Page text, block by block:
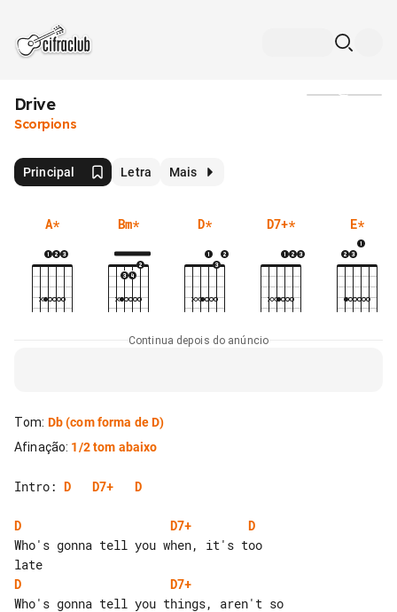
Drive
Scorpions
Principal Letra Mais
A* Bm* D* D7+* E*
Continua depois do anúncio
Tom: Db(com forma de D)
Afinação: 1/2 tom abaixo
Intro: D D7+ D
D D7+
D
Who's gonna tell you when, it's too
D
D7+